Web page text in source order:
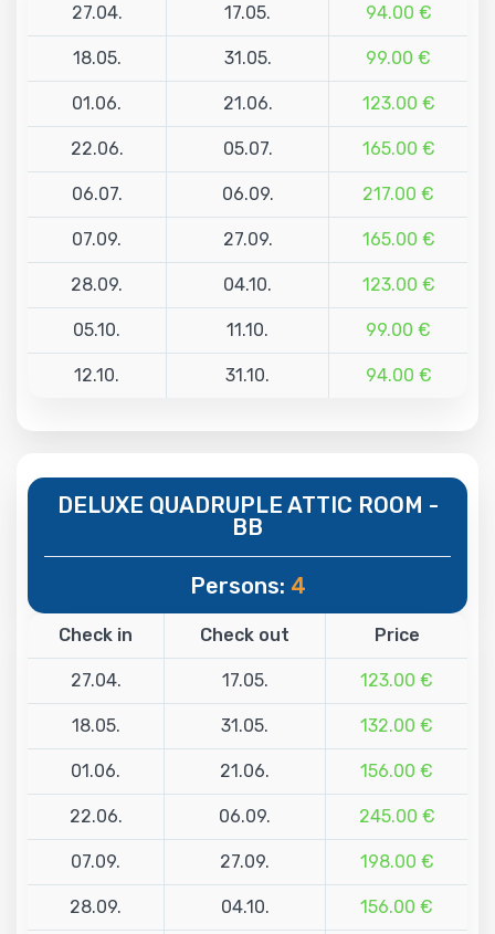
27.04. 17.05. 94.00 €
18.05. 31.05. 99.00 €
01.06. 21.06. 123.00 €
22.06. 05.07. 165.00 €
06.07. 06.09. 217.00 €
07.09. 27.09. 165.00 €
28.09. 04.10. 123.00 €
05.10. 11.10. 99.00 €
12.10. 31.10. 94.00 €
DELUXE QUADRUPLE ATTIC ROOM -
BB
Persons: 4
Check in Check out Price
27.04. 17.05. 123.00 €
18.05. 31.05. 132.00 €
01.06. 21.06. 156.00 €
22.06. 06.09. 245.00 €
07.09. 27.09. 198.00 €
28.09. 04.10. 156.00 €